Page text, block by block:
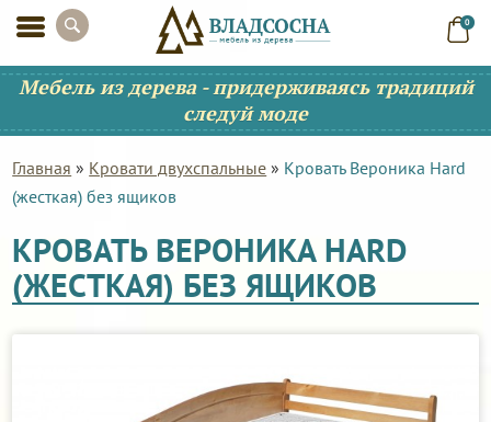
0
Мебель из дерева - придерживаясь традиций
следуй моде
Главная » Кровати двухспальные » Кровать Вероника Hard
(жесткая) без ящиков
КРОВАТЬ ВЕРОНИКА HARD
(ЖЕСТКАЯ) БЕЗ ЯЩИКОВ